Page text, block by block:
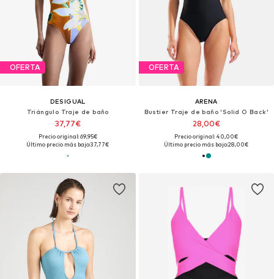
OFERTA
DESIGUAL
Triángulo Traje de baño
37,77€
Precio original: 69,95€
Último precio más bajo:37,77€
OFERTA
ARENA
Bustier Traje de baño 'Solid O Back'
28,00€
Precio original: 40,00€
Último precio más bajo:28,00€